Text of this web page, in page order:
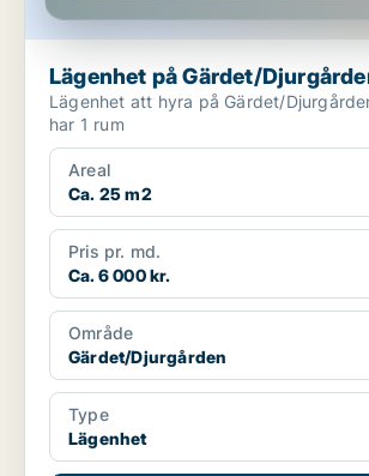
Lägenhet på Gärdet/
Lägenhet att hyra på Gärdet/Djurgården
har 1 rum
Areal
Ca. 25 m2
Pris pr. md.
Ca. 6 000 kr.
Område
Gärdet/Djurgården
Type
Lägenhet